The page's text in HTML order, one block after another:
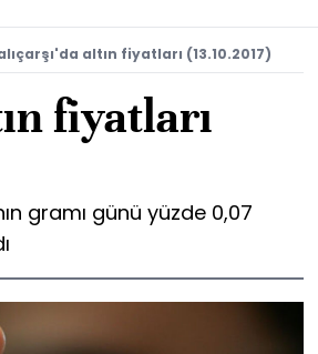
altın fiyatları (13.10.2017)
fiyatları
gramı günü yüzde 0,07